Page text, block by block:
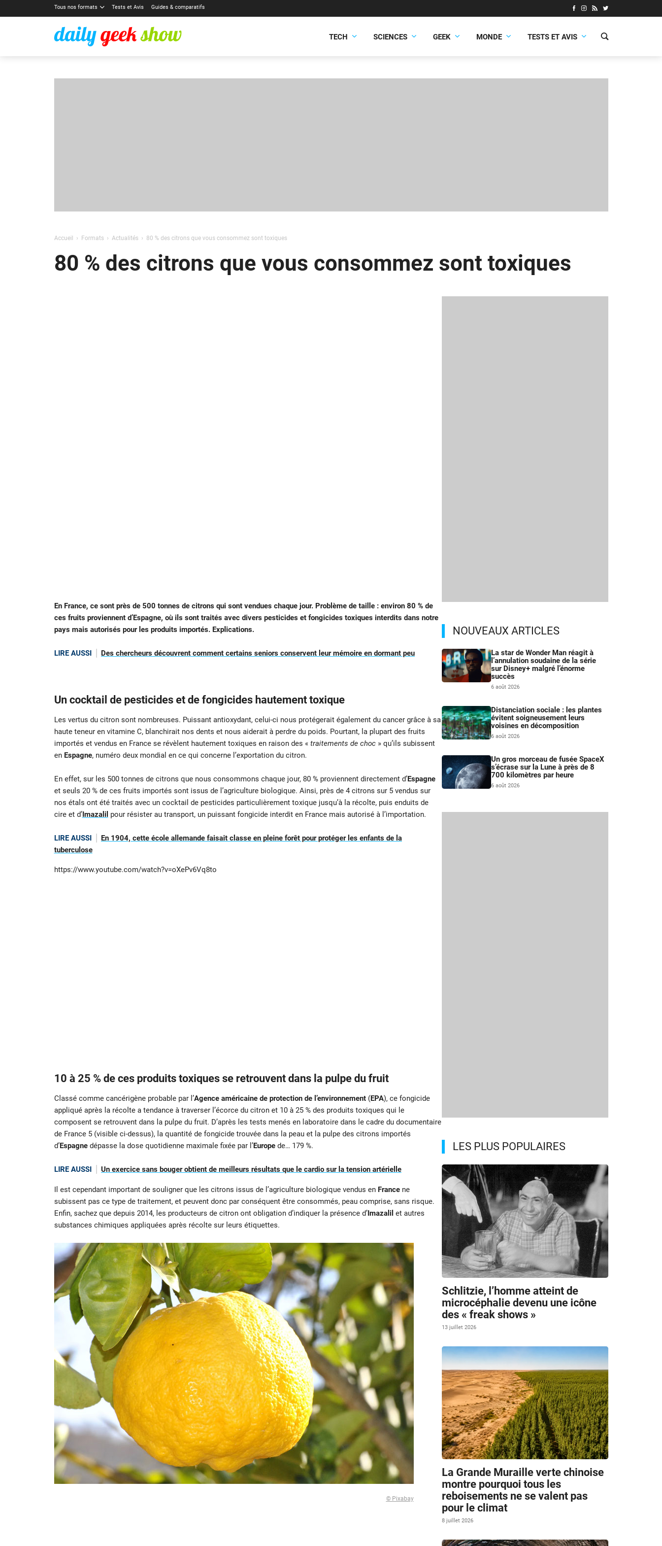
Tous nos formats Tests et Avis Guides & comparatifs
TECH SCIENCES GEEK MONDE TESTS ET AVIS
Accueil Formats Actualités 80 % des citrons que vous consommez sont toxiques
80 % des citrons que vous consommez sont toxiques
En France, ce sont près de 500 tonnes de citrons qui sont vendues chaque jour. Problème de taille : environ 80 % de
ces fruits proviennent d’Espagne, où ils sont traités avec divers pesticides et fongicides toxiques interdits dans notre
pays mais autorisés pour les produits importés. Explications.
LIRE AUSSI Des chercheurs découvrent comment certains seniors conservent leur mémoire en dormant peu
Un cocktail de pesticides et de fongicides hautement toxique
Les vertus du citron sont nombreuses. Puissant antioxydant, celui-ci nous protégerait également du cancer grâce à sa
haute teneur en vitamine C, blanchirait nos dents et nous aiderait à perdre du poids. Pourtant, la plupart des fruits
importés et vendus en France se révèlent hautement toxiques en raison des « traitements de choc» qu’ils subissent
en Espagne, numéro deux mondial en ce qui concerne l’exportation du citron.
En effet, sur les 500 tonnes de citrons que nous consommons chaque jour, 80 % proviennent directement d’Espagne
et seuls 20 % de ces fruits importés sont issus de l’agriculture biologique. Ainsi, près de 4 citrons sur 5 vendus sur
nos étals ont été traités avec un cocktail de pesticides particulièrement toxique jusqu’à la récolte, puis enduits de
cire et d’Imazalil pour résister au transport, un puissant fongicide interdit en France mais autorisé à l’importation.
LIRE AUSSI
En 1904, cette école allemande faisait classe en pleine forêt pour protéger les enfants de la
tuberculose
https://www.youtube.com/watch?v=oXePv6Vq8to
10 à 25 % de ces produits toxiques se retrouvent dans la pulpe du fruit
Classé comme cancérigène probable par l’Agence américaine de protection de l’environnement(EPA), ce fongicide
appliqué après la récolte a tendance à traverser l’écorce du citron et 10 à 25 % des produits toxiques qui le
composent se retrouvent dans la pulpe du fruit. D’après les tests menés en laboratoire dans le cadre du documentaire
de France 5 (visible ci-dessus), la quantité de fongicide trouvée dans la peau et la pulpe des citrons importés
d’Espagnedépasse la dose quotidienne maximale fixée par l’Europede… 179 %.
LIRE AUSSI Un exercice sans bouger obtient de meilleurs résultats que le cardio sur la tension artérielle
Il est cependant important de souligner que les citrons issus de l’agriculture biologique vendus en Francene
subissent pas ce type de traitement, et peuvent donc par conséquent être consommés, peau comprise, sans risque.
Enfin, sachez que depuis 2014, les producteurs de citron ont obligation d’indiquer la présence d’Imazalil et autres
substances chimiques appliquées après récolte sur leurs étiquettes.
© Pixabay
NOUVEAUX ARTICLES
La star de Wonder Man réagit à
l’annulation soudaine de la série
sur Disney+ malgré l’énorme
succès
6 août 2026
Distanciation sociale : les plantes
évitent soigneusement leurs
voisines en décomposition
6 août 2026
Un gros morceau de fusée SpaceX
s’écrase sur la Lune à près de 8
700 kilomètres par heure
6 août 2026
LES PLUS POPULAIRES
Schlitzie, l’homme atteint de
microcéphalie devenu une icône
des « freak shows »
13 juillet 2026
La Grande Muraille verte chinoise
montre pourquoi tous les
reboisements ne se valent pas
pour le climat
8 juillet 2026